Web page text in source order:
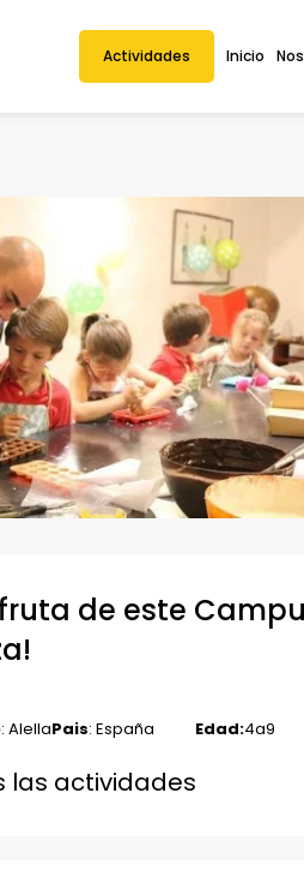
Actividades Inicio
de este
: AlellaPais: España Edad:4a9
las actividades